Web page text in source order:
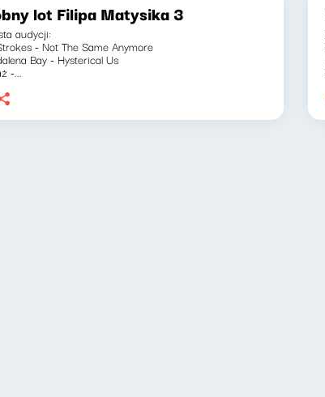
lot Filipa Matysika 3
audycji:
- Not The Same Anymore
Bay - Hysterical Us
-...